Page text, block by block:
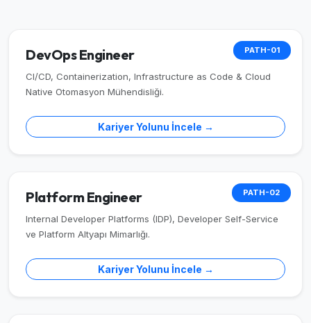
PATH-01
DevOps Engineer
CI/CD, Containerization, Infrastructure as Code & Cloud
Native Otomasyon Mühendisliği.
Kariyer Yolunu İncele →
PATH-02
Platform Engineer
Internal Developer Platforms (IDP), Developer Self-Service
ve Platform Altyapı Mimarlığı.
Kariyer Yolunu İncele →